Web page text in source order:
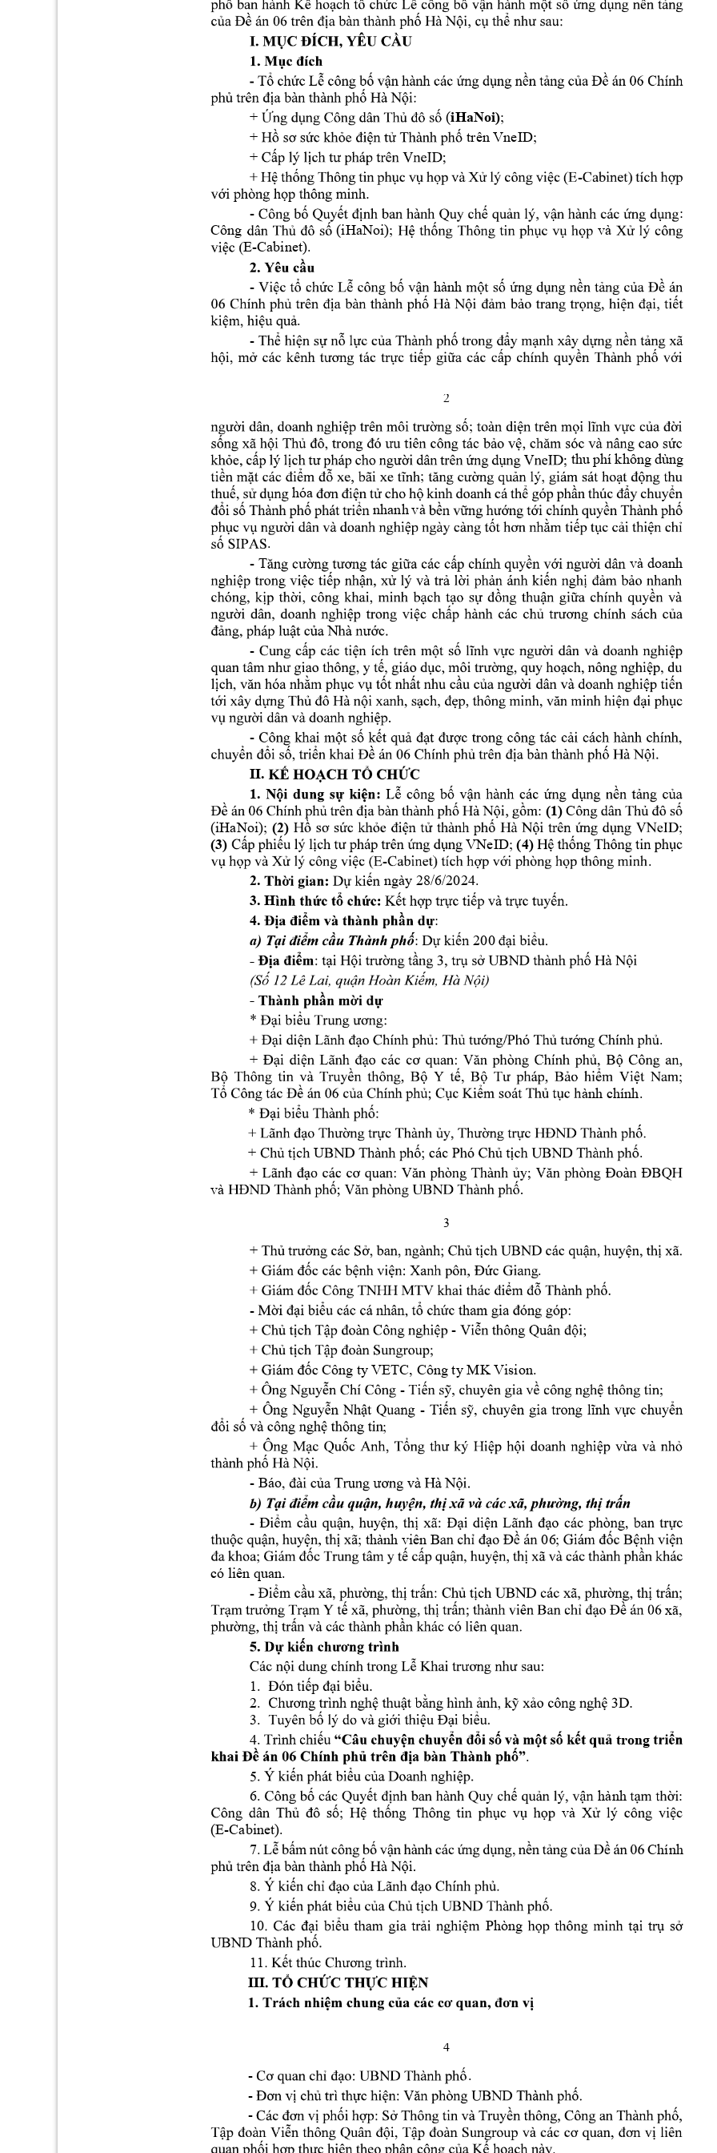
+ (iHaNoi);
+
trên VneID;
+
-
-
:
Công
(iHaNoi);
và
E-Cabinet).
- hành
.
-
2
;
thu phí không dùng
;
hóa
nhanh và
.
- T và doanh
-
-
II.
1.
:
: (1) C
(iHaNoi); (2) ;
(3) VNeID; (4)
- .
2. ngày 28/6/2024.
3. H
4. :
a) : 200
-
-
*
.
+
,
ành chính.
*
+ U
.
+
và
3
+
.
-
-
Công ty VETC, Công ty MK Vision.
-
-
;
- Báo
b)
-
; thành viên B 06;
có liên quan.
-
xã,
1.
2.
3.
4
trong
.
5
6.
hành
:
và
(E-Cabinet).
7
, Chính
8
9
10
Phòng
11
III
4
-
.
-
-